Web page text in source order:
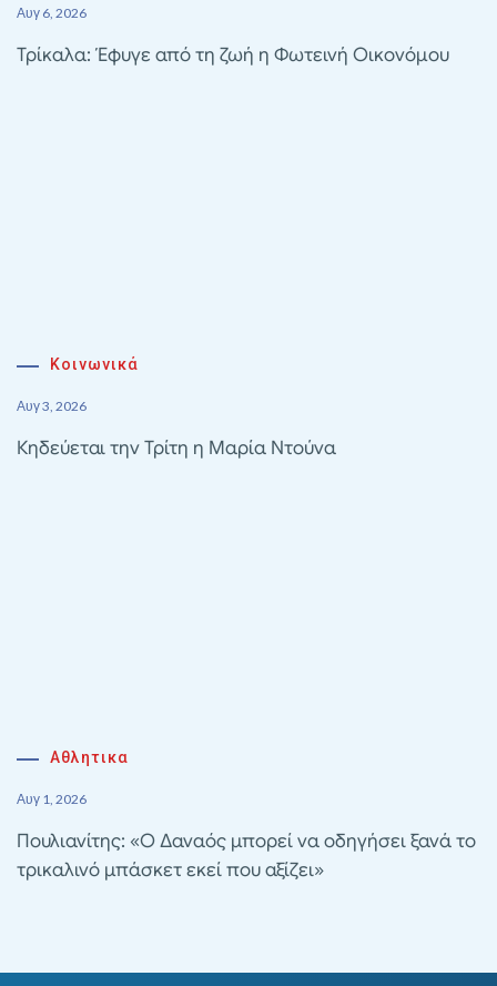
Αυγ 6, 2026
Τρίκαλα: Έφυγε από τη ζωή η Φωτεινή Οικονόμου
Κοινωνικά
Αυγ 3, 2026
Κηδεύεται την Τρίτη η Μαρία Ντούνα
Αθλητικα
Αυγ 1, 2026
Πουλιανίτης: «Ο Δαναός μπορεί να οδηγήσει ξανά το
τρικαλινό μπάσκετ εκεί που αξίζει»